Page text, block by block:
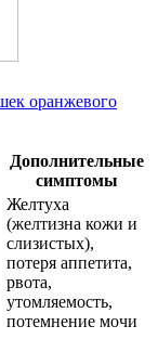
оранжевого
Дополнительные
симптомы
Желтуха
(желтизна кожи и
слизистых),
потеря аппетита,
рвота,
утомляемость,
потемнение мочи